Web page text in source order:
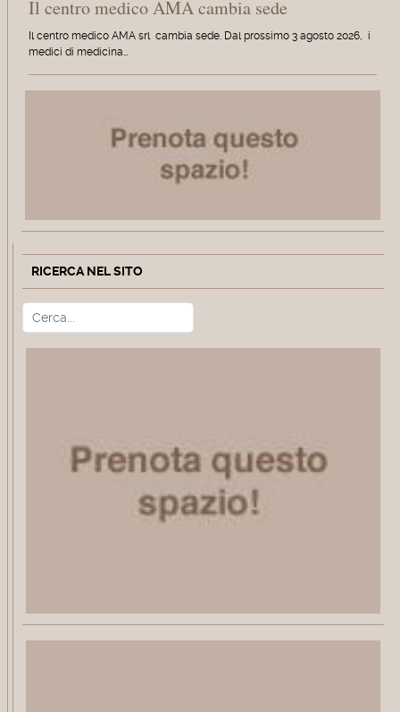
Il centro medico AMA cambia sede
Il centro medico AMA srl cambia sede. Dal prossimo 3 agosto 2026, i
medici di medicina…
RICERCA NEL SITO
Cerca Type 2 or more characters for